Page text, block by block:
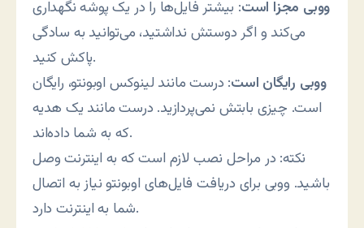
ووبی مجزا است: بیشتر فایل‌ها را در یک پوشه نگهداری
می‌کند و اگر دوستش نداشتید، می‌توانید به سادگی
پاکش کنید.
ووبی رایگان است: درست مانند لینوکس اوبونتو، رایگان
است. چیزی بابتش نمی‌پردازید. درست مانند یک هدیه
که به شما داده‌اند.
نکته: در مراحل نصب لازم است که به اینترنت وصل
باشید. ووبی برای دریافت فایل‌های اوبونتو نیاز به اتصال
شما به اینترنت دارد.